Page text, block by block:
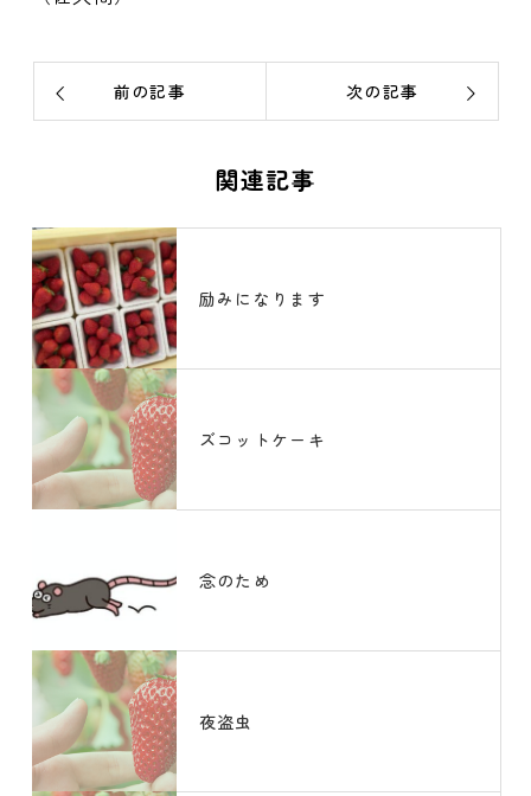
前の記事 次の記事
関連記事
励みになります
ズコットケーキ
念のため
夜盗虫